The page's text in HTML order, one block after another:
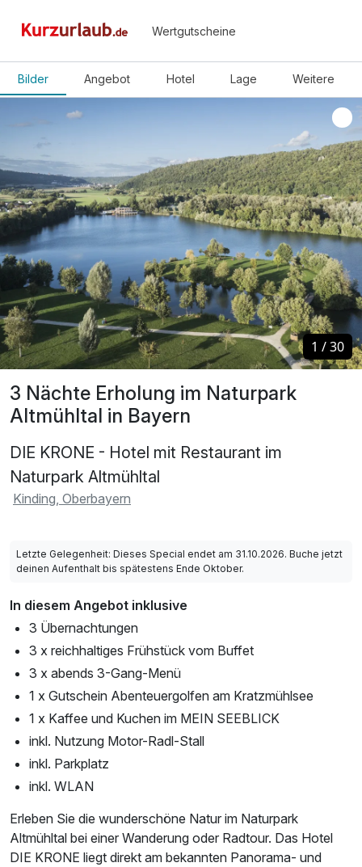
Wertgutscheine
Bilder Angebot Hotel Lage Weitere
3 Nächte Erholung im Naturpark
Altmühltal in Bayern
DIE KRONE - Hotel mit Restaurant im
Naturpark Altmühltal
Kinding, Oberbayern
1 /30
1 /30
Letzte Gelegenheit: Dieses Special endet am 31.10.2026. Buche jetzt
deinen Aufenthalt bis spätestens Ende Oktober.
In diesem Angebot inklusive
3 Übernachtungen
3 x reichhaltiges Frühstück vom Buffet
3 x abends 3-Gang-Menü
1 x Gutschein Abenteuergolfen am Kratzmühlsee
1 x Kaffee und Kuchen im MEIN SEEBLICK
inkl. Nutzung Motor-Radl-Stall
inkl. Parkplatz
inkl. WLAN
Erleben Sie die wunderschöne Natur im Naturpark
Altmühltal bei einer Wanderung oder Radtour. Das Hotel
DIE KRONE liegt direkt am bekannten Panorama- und